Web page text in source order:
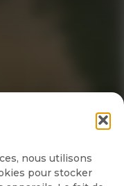
nous utilisons
pour stocker